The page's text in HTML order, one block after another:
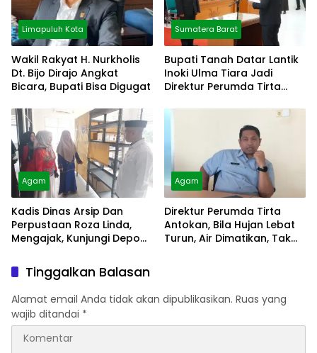
Limapuluh Kota
Wakil Rakyat H. Nurkholis
Dt. Bijo Dirajo Angkat
Bicara, Bupati Bisa Digugat
Sumatera Barat
Bupati Tanah Datar Lantik
Inoki Ulma Tiara Jadi
Direktur Perumda Tirta
Agam
Kadis Dinas Arsip Dan
Perpustaan Roza Linda,
Mengajak, Kunjungi Depo
Agam
Direktur Perumda Tirta
Antokan, Bila Hujan Lebat
Turun, Air Dimatikan, Tak
Tinggalkan Balasan
Alamat email Anda tidak akan dipublikasikan. Ruas yang
wajib ditandai *